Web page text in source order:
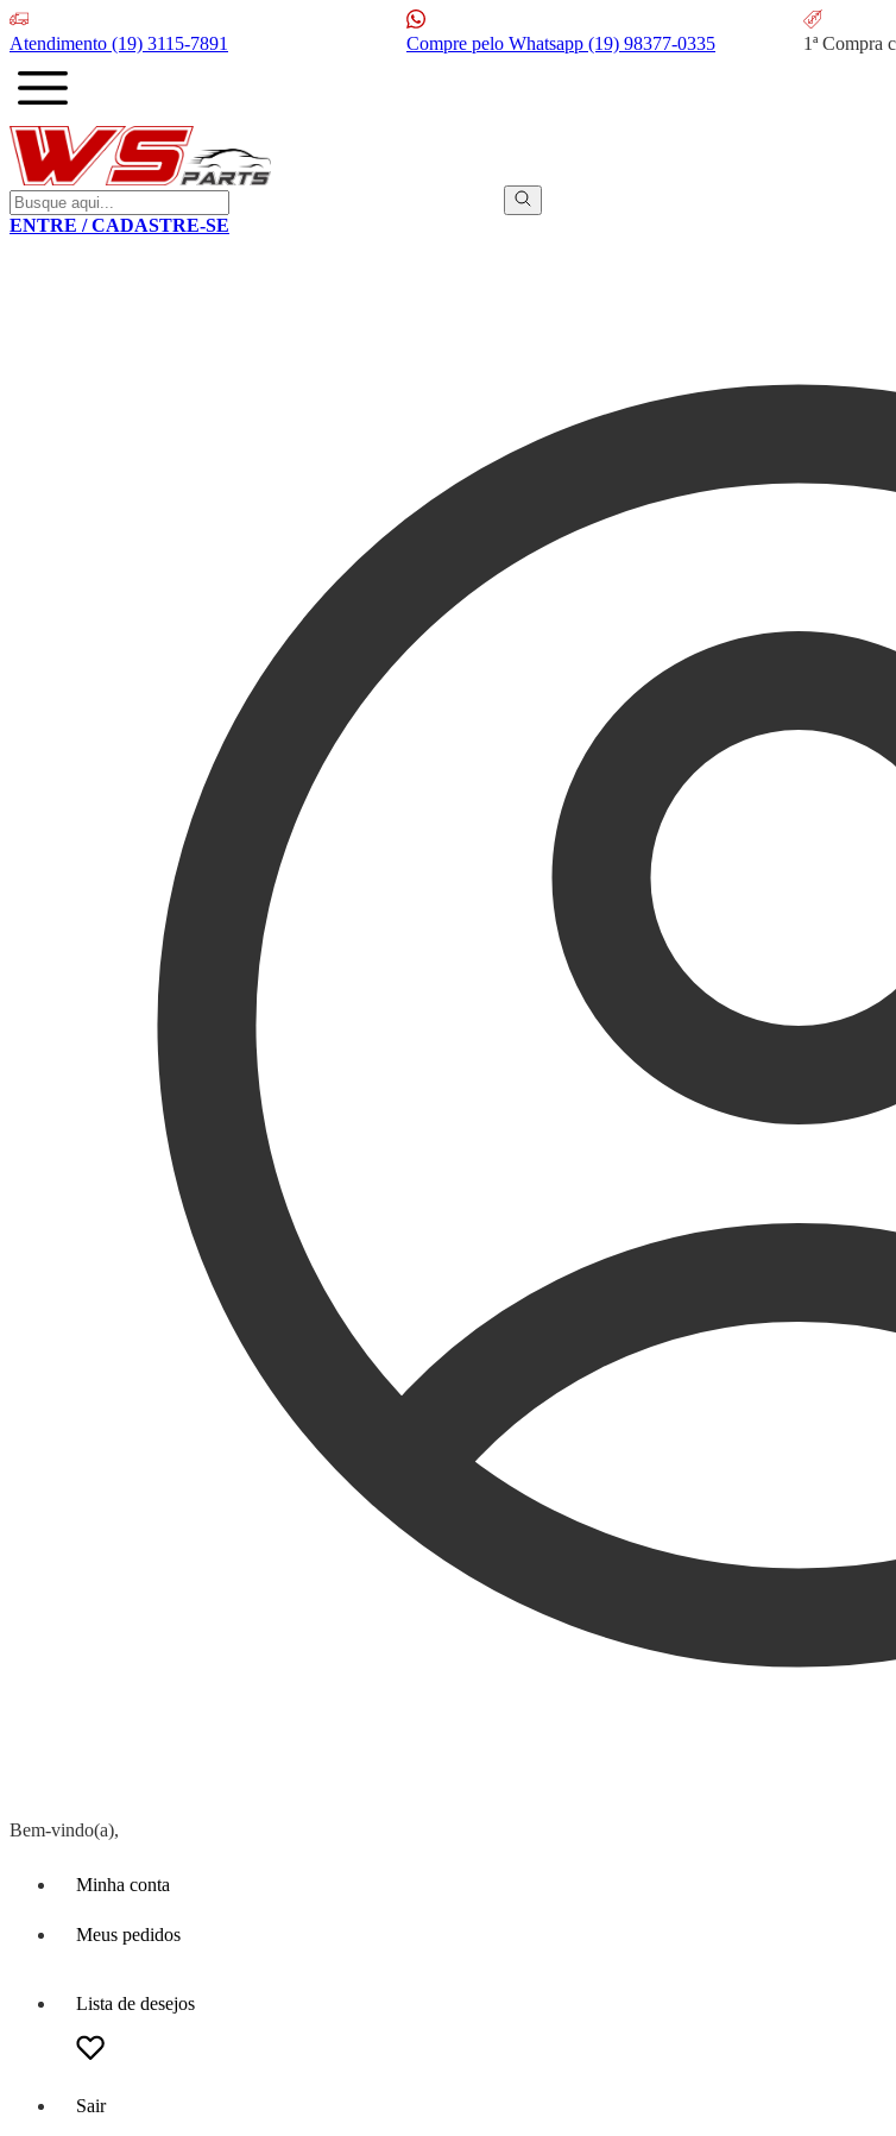
Atendimento (19) 3115-7891 Compre pelo Whatsapp (19) 98377-0335 1ª Compra
ENTRE / CADASTRE-SE
Bem-vindo(a),
Minha conta
Meus pedidos
Lista de desejos
Sair